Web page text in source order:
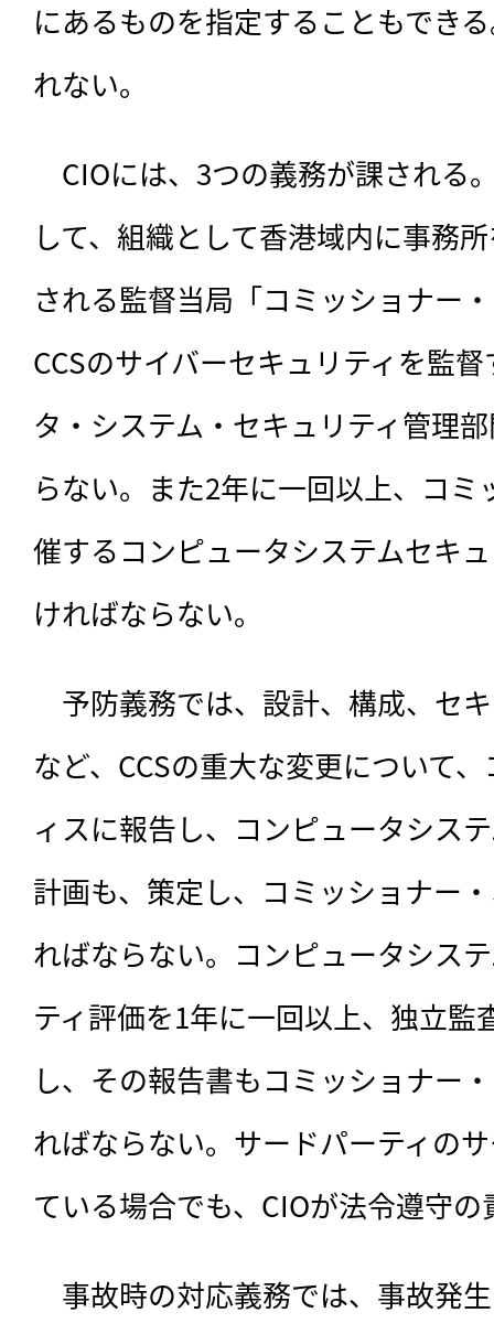
にあるものを指定することもでき
れない。
CIOには、3つの義務が課される
して、組織として香港域内に事務
される監督当局「コミッショナー
CCSのサイバーセキュリティを監
タ・システム・セキュリティ管理
らない。また2年に一回以上、コ
催するコンピュータシステムセキ
ければならない。
予防義務では、設計、構成、セ
など、CCSの重大な変更について
ィスに報告し、コンピュータシス
計画も、策定し、コミッショナー
ればならない。コンピュータシス
ティ評価を1年に一回以上、独立監
し、その報告書もコミッショナー
ればならない。サードパーティの
ている場合でも、CIOが法令遵守
事故時の対応義務では、事故発